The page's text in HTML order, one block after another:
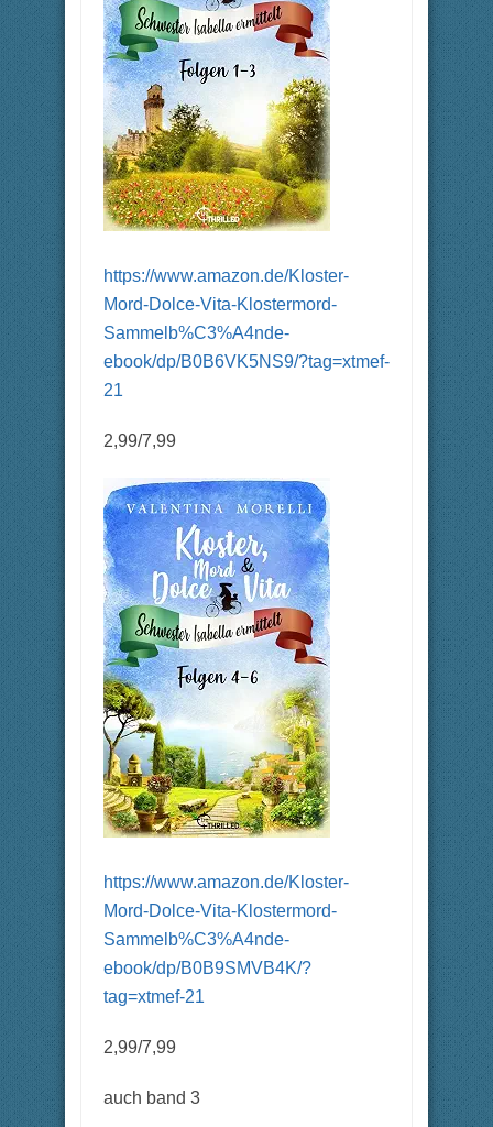
https://www.amazon.de/Kloster-
Mord-Dolce-Vita-Klostermord-
Sammelb%C3%A4nde-
ebook/dp/B0B6VK5NS9/?tag=xtmef-
21
2,99/7,99
https://www.amazon.de/Kloster-
Mord-Dolce-Vita-Klostermord-
Sammelb%C3%A4nde-
ebook/dp/B0B9SMVB4K/?
tag=xtmef-21
2,99/7,99
auch band 3